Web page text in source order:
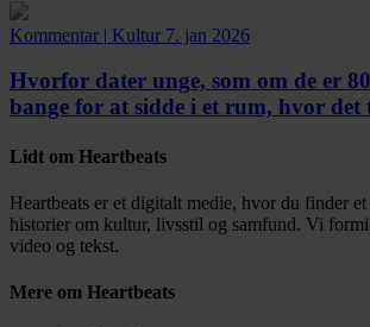
Kommentar | Kultur 7. jan 2026
Hvorfor dater unge, som om de er
bange for at sidde i et rum, hvor
Lidt om Heartbeats
Heartbeats er et digitalt medie, hvor du finder
historier om kultur, livsstil og samfund. Vi
video og tekst.
Mere om Heartbeats